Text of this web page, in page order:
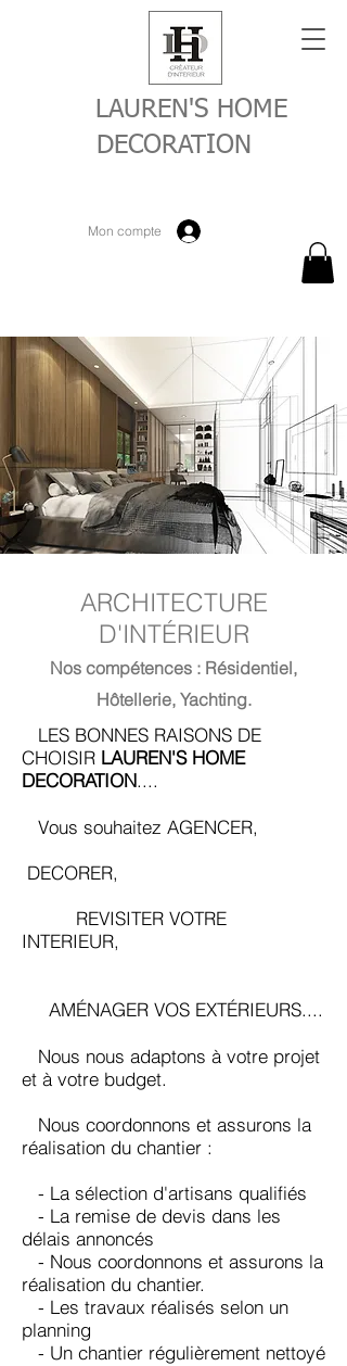
LAUREN'S HOME
DECORATION
Mon compte
ARCHITECTURE
D'INTÉRIEUR
Nos compétences : Résidentiel,
Hôtellerie, Yachting.
LES BONNES RAISONS DE
CHOISIR LAUREN'S HOME
DECORATION....
Vous souhaitez AGENCER,
DECORER,
REVISITER VOTRE
INTERIEUR,
AMÉNAGER VOS EXTÉRIEURS....
Nous nous adaptons à votre projet
et à votre budget.
Nous coordonnons et assurons la
réalisation du chantier :
- La sélection d'artisans qualifiés
- La remise de devis dans les
délais annoncés
- Nous coordonnons et assurons la
réalisation du chantier.
- Les travaux réalisés selon un
planning
- Un chantier régulièrement nettoyé